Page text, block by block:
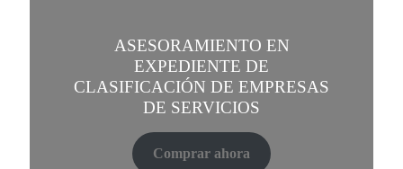
ASESORAMIENTO EN
EXPEDIENTE DE
CLASIFICACIÓN DE EMPRESAS
DE SERVICIOS
Comprar ahora